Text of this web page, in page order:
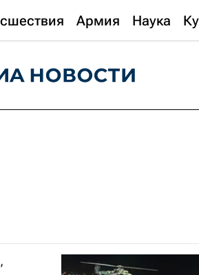
Армия Наука